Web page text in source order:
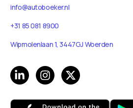
info@autoboeker.nl
+31 85 081 8900
Wipmolenlaan 1, 3447GJ Woerden